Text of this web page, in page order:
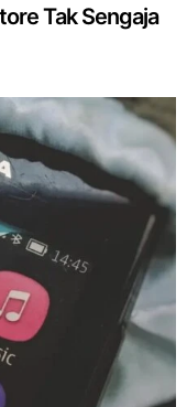
Tak Sengaja